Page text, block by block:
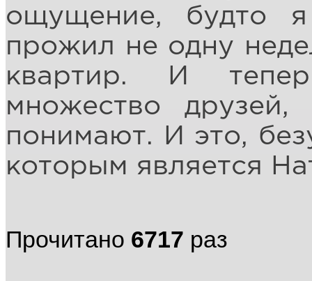
ощущение, будто
прожил не одну
квартир. И
множество
понимают. И это,
которым является
Прочитано 6717 раз